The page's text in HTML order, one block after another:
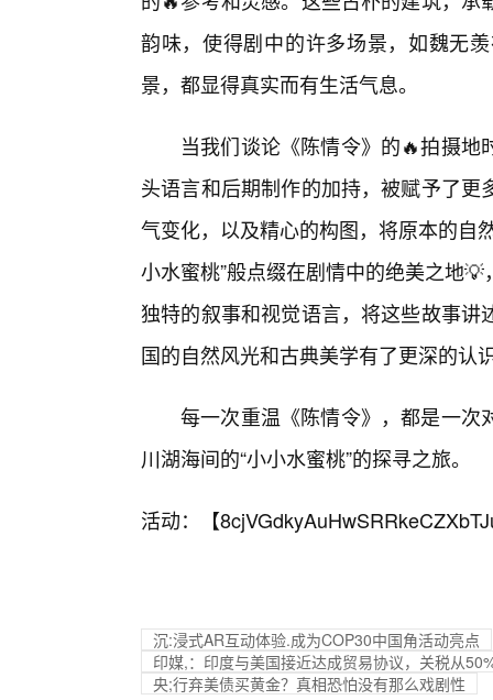
韵味，使得剧中的许多场景，如魏无
景，都显得真实而有生活气息。
当我们谈论《陈情令》的🔥拍摄
头语言和后期制作的加持，被赋予了
气变化，以及精心的构图，将原本的自
小水蜜桃”般点缀在剧情中的绝美之地
独特的叙事和视觉语言，将这些故事
国的自然风光和古典美学有了更深的认
每一次重温《陈情令》，都是一次
川湖海间的“小小水蜜桃”的探寻之旅。
活动：【
沉:浸式AR互动体验.成为COP30中国角活动亮点
印媒,：印度与美国接近达成贸易协议，关税从
央;行弃美债买黄金？真相恐怕没有那么戏剧性